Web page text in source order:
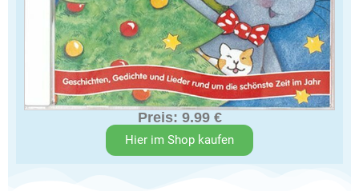
Preis: 9.99 €
Hier im Shop kaufen